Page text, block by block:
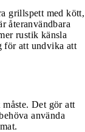
grillspett med kött,
återanvändbara
rustik känsla
för att undvika att
Det gör att
använda